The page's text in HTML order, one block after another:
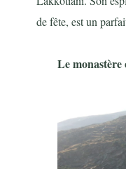
de fête, est un
Le